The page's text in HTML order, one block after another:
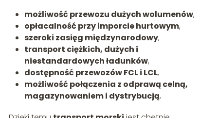
możliwość przewozu dużych wolumenów,
opłacalność przy imporcie hurtowym,
szeroki zasięg międzynarodowy,
transport ciężkich, dużych i
niestandardowych ładunków,
dostępność przewozów FCL i LCL,
możliwość połączenia z odprawą celną,
magazynowaniem i dystrybucją,